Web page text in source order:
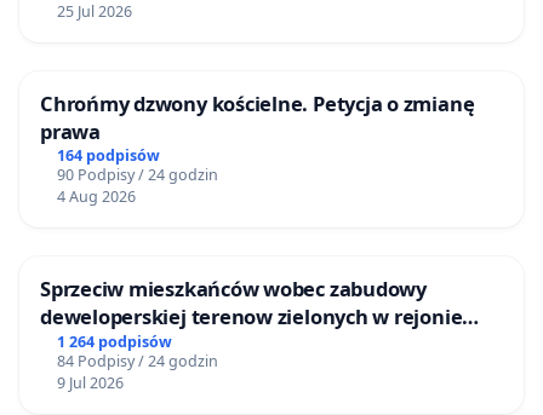
25 Jul 2026
Chrońmy dzwony kościelne. Petycja o zmianę
prawa
164 podpisów
90 Podpisy / 24 godzin
4 Aug 2026
Sprzeciw mieszkańców wobec zabudowy
deweloperskiej terenow zielonych w rejonie
Bulwarów Straceńskich w Bielsku-Białej
1 264 podpisów
84 Podpisy / 24 godzin
9 Jul 2026